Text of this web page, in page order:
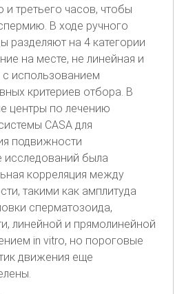
третьего часов, чтобы
В ходе ручного
разделяют на 4 категории
на месте, не линейная и
использованием
критериев отбора. В
центры по лечению
CASA для
подвижности
исследований была
корреляция между
такими как амплитуда
сперматозоида,
линейной и прямолинейной
in vitro, но пороговые
движения еще